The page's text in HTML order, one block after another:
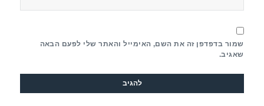
שמור בדפדפן זה את השם, האימייל והאתר שלי לפעם הבאה
שאגיב.